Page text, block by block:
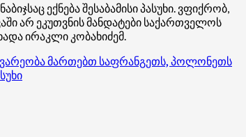
ექნება შესაბამისი პასუხი. ვფიქრობ,
არ ეკუთვნის მანდატები საქართველოს
ირაკლი კობახიძემ.
მართებთ საფრანგეთს, პოლონეთს